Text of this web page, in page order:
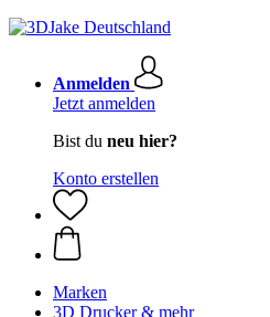
Anmelden
Jetzt anmelden
Bist du neu hier?
Konto erstellen
Marken
3D Drucker & mehr